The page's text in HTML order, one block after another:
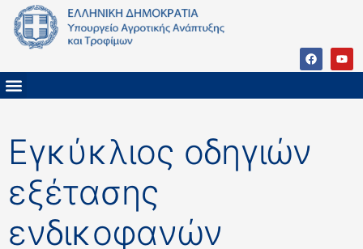
Εγκύκλιος οδηγιών
εξέτασης
ενδικοφανών